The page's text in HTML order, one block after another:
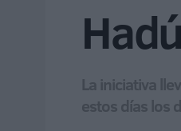
La iniciativa
estos días los